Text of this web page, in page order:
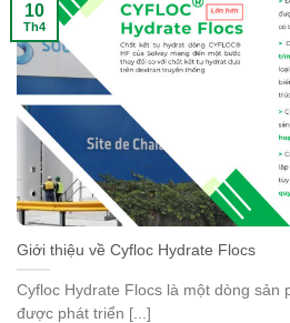
Giới thiệu về Cyfloc Hydrate Flocs
Cyfloc Hydrate Flocs là một dòng sản
được phát triển [...]
10
Th4